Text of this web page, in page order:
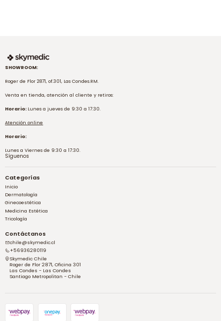
SHOWROOM:
Roger de Flor 2871, of.301, Las Condes.RM.
Venta en tienda, atención al cliente y retiros:
Horario: Lunes a jueves de 9:30 a 17:30.
Atención online
Horario:
Lunes a Viernes de 9:30 a 17:30.
Síguenos
Categorías
Inicio
Dermatología
Ginecoestética
Medicina Estética
Tricología
Contáctanos
chile@skymedic.cl
+56936280119
Skymedic Chile
Roger de Flor 2871, Oficina 301
Las Condes - Las Condes
Santiago Metropolitan - Chile